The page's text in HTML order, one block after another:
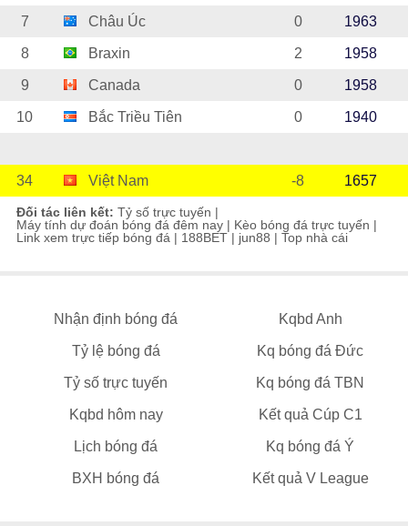
7 Châu Úc 0 1963
8 Braxin 2 1958
9 Canada 0 1958
10 Bắc Triều Tiên 0 1940
34 Việt Nam -8 1657
Đối tác liên kết: Tỷ số trực tuyến |
Máy tính dự đoán bóng đá đêm nay | Kèo bóng đá trực tuyến |
Link xem trực tiếp bóng đá | 188BET | jun88 | Top nhà cái
Nhận định bóng đá Kqbd Anh
Tỷ lệ bóng đá Kq bóng đá Đức
Tỷ số trực tuyến Kq bóng đá TBN
Kqbd hôm nay Kết quả Cúp C1
Lịch bóng đá Kq bóng đá Ý
BXH bóng đá Kết quả V League